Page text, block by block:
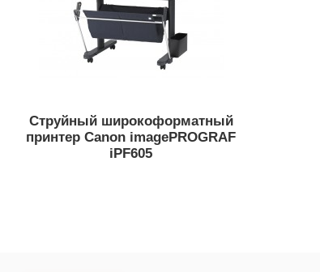
Струйный широкоформатный
принтер Canon imagePROGRAF
iPF605